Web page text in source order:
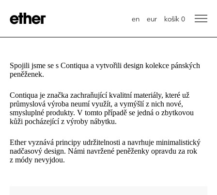
en eur košík 0
Spojili jsme se s Contiqua a vytvořili design kolekce pánských
peněženek.
Contiqua je značka zachraňující kvalitní materiály, které už
průmyslová výroba neumí využít, a vymýšlí z nich nové,
smysluplné produkty. V tomto případě se jedná o zbytkovou
kůži pocházející z výroby nábytku.
Ether vyznává principy udržitelnosti a navrhuje minimalistický
nadčasový design. Námi navržené peněženky opravdu za rok
z módy nevyjdou.